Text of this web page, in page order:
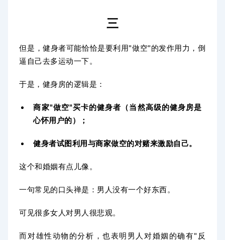
三
但是，健身者可能恰恰是要利用"做空"的发作用力，倒
逼自己去多运动一下。
于是，健身房的逻辑是：
商家"做空"买卡的健身者（当然高级的健身房是
心怀用户的）；
健身者试图利用与商家做空的对赌来激励自己。
这个和婚姻有点儿像。
一句常见的口头禅是：男人没有一个好东西。
可见很多女人对男人很悲观。
而对雄性动物的分析，也表明男人对婚姻的确有"反